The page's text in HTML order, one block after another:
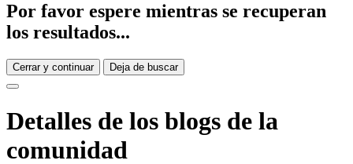
Por favor espere mientras se recuperan
los resultados...
Cerrar y continuar Deja de buscar
Detalles de los blogs de la
comunidad